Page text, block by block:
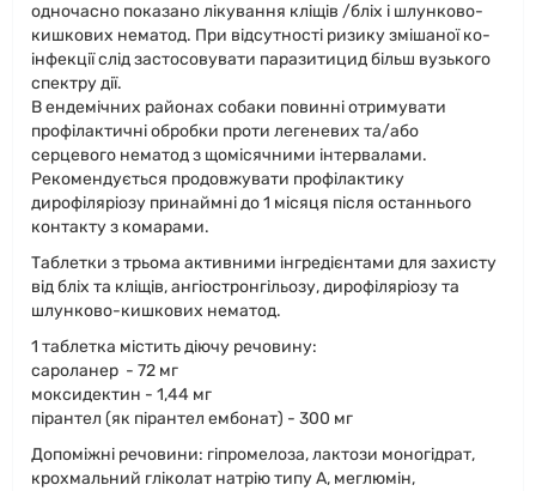
одночасно показано лікування кліщів /бліх і шлунково-
кишкових нематод. При відсутності ризику змішаної ко-
інфекції слід застосовувати паразитицид більш вузького
спектру дії.
В ендемічних районах собаки повинні отримувати
профілактичні обробки проти легеневих та/або
серцевого нематод з щомісячними інтервалами.
Рекомендується продовжувати профілактику
дирофіляріозу принаймні до 1 місяця після останнього
контакту з комарами.
Таблетки з трьома активними інгредієнтами для захисту
від бліх та кліщів, ангіостронгільозу, дирофiлярiозу та
шлунково-кишкових нематод.
1 таблетка містить діючу речовину:
сароланер - 72 мг
моксидектин - 1,44 мг
пірантел (як пірантел ембонат) - 300 мг
Допоміжні речовини: гіпромелоза, лактози моногідрат,
крохмальний гліколат натрію типу А, меглюмін,